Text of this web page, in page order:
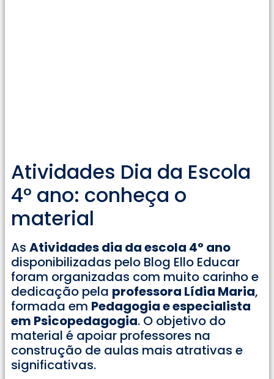
Atividades Dia da Escola
4° ano: conheça o
material
As Atividades dia da escola 4° ano
disponibilizadas pelo Blog Ello Educar
foram organizadas com muito carinho e
dedicação pela professora Lídia Maria,
formada em Pedagogia e especialista
em Psicopedagogia. O objetivo do
material é apoiar professores na
construção de aulas mais atrativas e
significativas.